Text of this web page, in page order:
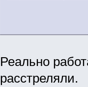
Реально
расстреляли.